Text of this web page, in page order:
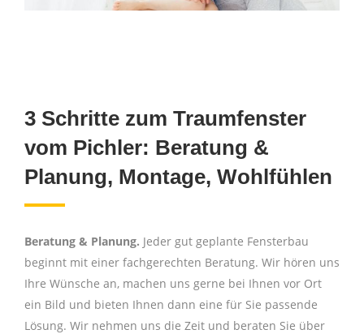
3 Schritte zum Traumfenster
vom Pichler: Beratung &
Planung, Montage, Wohlfühlen
Beratung & Planung. Jeder gut geplante Fensterbau
beginnt mit einer fachgerechten Beratung. Wir hören uns
Ihre Wünsche an, machen uns gerne bei Ihnen vor Ort
ein Bild und bieten Ihnen dann eine für Sie passende
Lösung. Wir nehmen uns die Zeit und beraten Sie über